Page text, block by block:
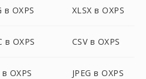
в OXPS XLSX в OXPS
в OXPS CSV в OXPS
OXPS JPEG в OXPS